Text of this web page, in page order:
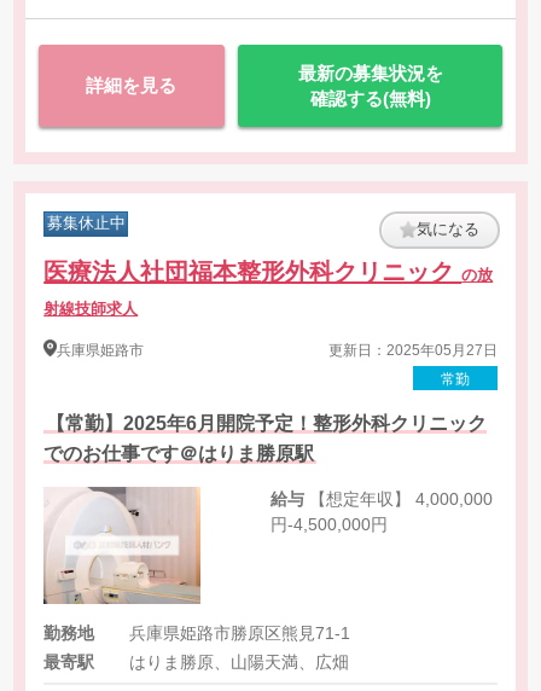
詳細を見る
最新の募集状況を
確認する(無料)
募集休止中 気になる
医療法人社団福本整形外科クリニックの放
射線技師求人
兵庫県姫路市
更新日：2025年05月27日
常勤
【常勤】2025年6月開院予定！整形外科クリニック
でのお仕事です＠はりま勝原駅
給与
円-4,500,000円
勤務地
兵庫県姫路市勝原区熊見71-1
最寄駅
はりま勝原、山陽天満、広畑